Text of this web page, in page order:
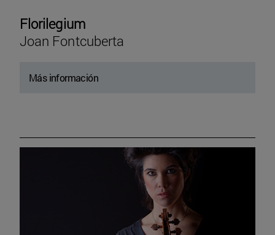
Florilegium
Joan Fontcuberta
Más información